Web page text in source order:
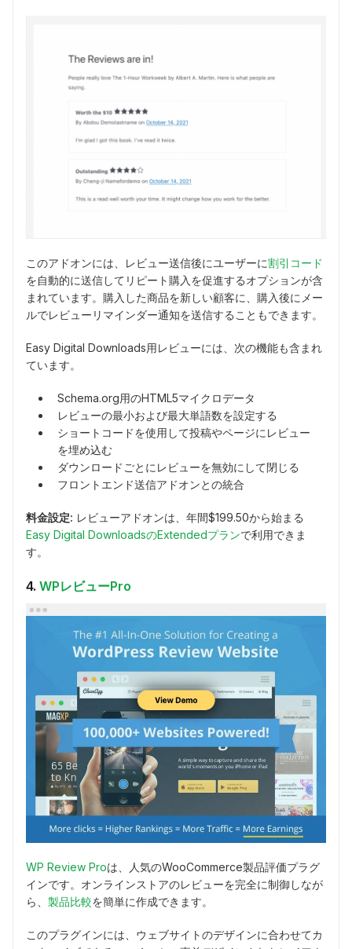
このアドオンには、レビュー送信後にユーザーに割引コード
を自動的に送信してリピート購入を促進するオプションが含
まれています。購入した商品を新しい顧客に、購入後にメー
ルでレビューリマインダー通知を送信することもできます。
Easy Digital Downloads用レビューには、次の機能も含まれ
ています。
Schema.org用のHTML5マイクロデータ
レビューの最小および最大単語数を設定する
ショートコードを使用して投稿やページにレビュー
を埋め込む
ダウンロードごとにレビューを無効にして閉じる
フロントエンド送信アドオンとの統合
料金設定: レビューアドオンは、年間$199.50から始まる
Easy Digital DownloadsのExtendedプランで利用できま
す。
4. WPレビューPro
WP Review Proは、人気のWooCommerce製品評価プラグ
インです。オンラインストアのレビューを完全に制御しなが
ら、 製品比較を簡単に作成できます。
このプラグインには、ウェブサイトのデザインに合わせてカ